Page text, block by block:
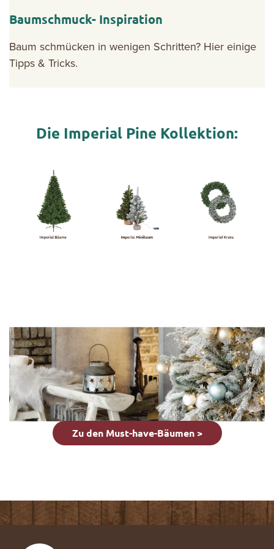
Baumschmuck- Inspiration
Baum schmücken in wenigen Schritten? Hier einige
Tipps & Tricks.
Die Imperial Pine Kollektion:
Zu den Must-have-Bäumen >